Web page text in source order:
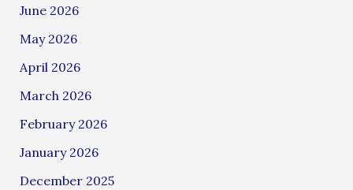
June 2026
May 2026
April 2026
March 2026
February 2026
January 2026
December 2025